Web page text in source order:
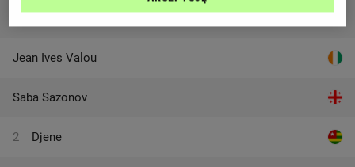
Jean Ives Valou
Saba Sazonov
2 Djene